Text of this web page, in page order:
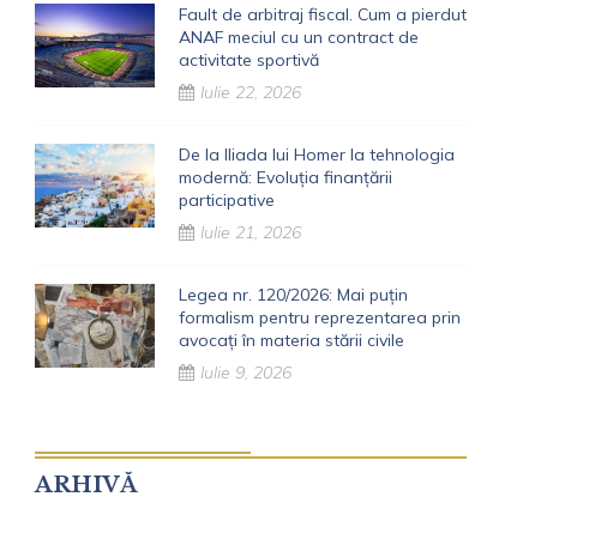
Fault de arbitraj fiscal. Cum a pierdut
ANAF meciul cu un contract de
activitate sportivă
Iulie 22, 2026
De la Iliada lui Homer la tehnologia
modernă: Evoluția finanțării
participative
Iulie 21, 2026
Legea nr. 120/2026: Mai puțin
formalism pentru reprezentarea prin
avocați în materia stării civile
Iulie 9, 2026
ARHIVĂ